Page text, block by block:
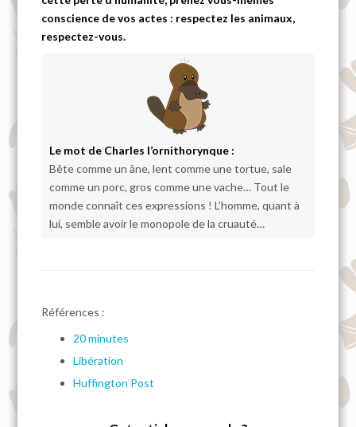
conscience de vos actes : respectez les animaux,
respectez-vous.
Le mot de Charles l’ornithorynque :
Bête comme un âne, lent comme une tortue, sale
comme un porc, gros comme une vache… Tout le
monde connaît ces expressions ! L’homme, quant à
lui, semble avoir le monopole de la cruauté…
Références :
20 minutes
Libération
Huffington Post